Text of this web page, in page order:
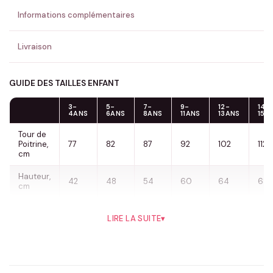
Informations complémentaires
Livraison
GUIDE DES TAILLES ENFANT
3-
4ANS
5-
6ANS
7-
8ANS
9-
11ANS
12-
13ANS
14-
Tour de
Poitrine,
cm
77 82 87 92 102 112
Hauteur,
cm
42 48 54 60 64 68
Sweat Assorti Père & Fils Joueur de Foot
LIRE LA SUITE▾